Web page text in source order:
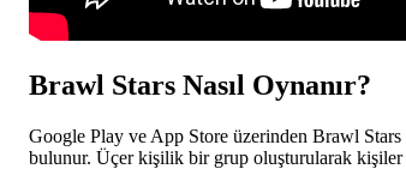
Brawl Stars Nasıl Oynanır?
Google Play ve App Store üzerinden Brawl
bulunur. Üçer kişilik bir grup oluşturularak kişiler